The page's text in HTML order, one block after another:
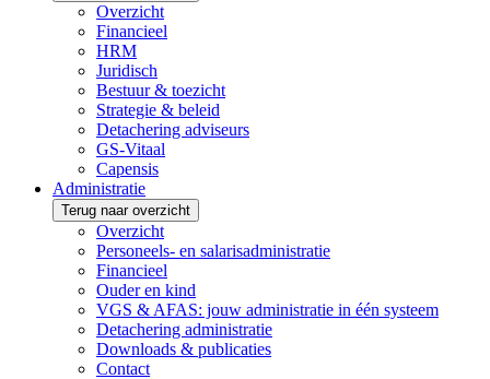
Overzicht
Financieel
HRM
Juridisch
Bestuur & toezicht
Strategie & beleid
Detachering adviseurs
GS-Vitaal
Capensis
Administratie
Terug naar overzicht
Overzicht
Personeels- en salarisadministratie
Financieel
Ouder en kind
VGS & AFAS: jouw administratie in één systeem
Detachering administratie
Downloads & publicaties
Contact